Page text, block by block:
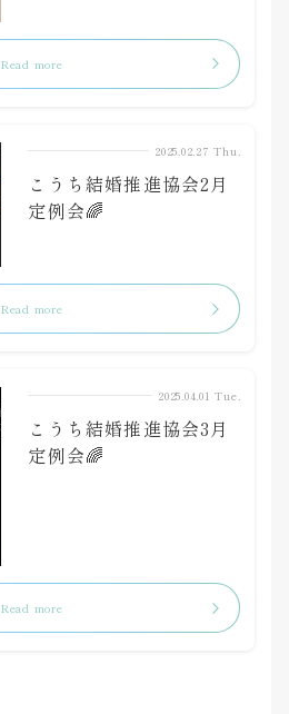
Read more
2025.02.27 Thu.
こうち結婚推進協会2月
定例会🌈
Read more
2025.04.01 Tue.
こうち結婚推進協会3月
定例会🌈
Read more